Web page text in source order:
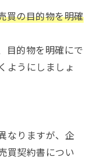
買の目的物を明確
目的物を明確にで
ようにしましょ
なりますが、企
買契約書につい